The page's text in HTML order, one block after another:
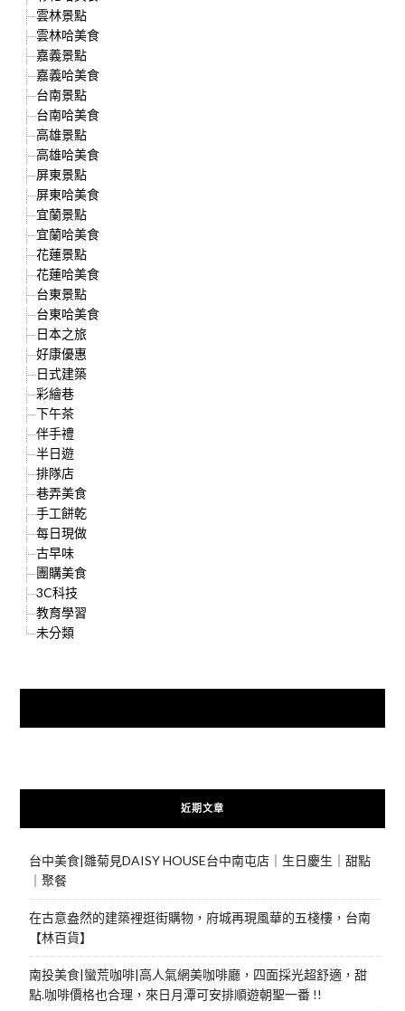
雲林景點
雲林哈美食
嘉義景點
嘉義哈美食
台南景點
台南哈美食
高雄景點
高雄哈美食
屏東景點
屏東哈美食
宜蘭景點
宜蘭哈美食
花蓮景點
花蓮哈美食
台東景點
台東哈美食
日本之旅
好康優惠
日式建築
彩繪巷
下午茶
伴手禮
半日遊
排隊店
巷弄美食
手工餅乾
每日現做
古早味
團購美食
3C科技
教育學習
未分類
近期文章
台中美食|雛菊見DAISY HOUSE台中南屯店｜生日慶生｜甜點
｜聚餐
在古意盎然的建築裡逛街購物，府城再現風華的五棧樓，台南
【林百貨】
南投美食|蠻荒咖啡|高人氣網美咖啡廳，四面採光超舒適，甜
點.咖啡價格也合理，來日月潭可安排順遊朝聖一番 !!